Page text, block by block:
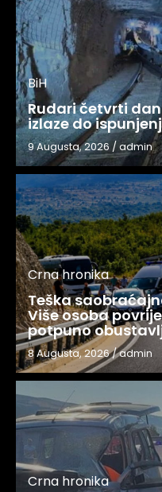
BiH
Rudari četvrti
izlaze do
9 Augusta, 2026 /admin
Crna hronika
Teška
Više osoba
potpuno
8 Augusta, 2026/admin
Crna hronika